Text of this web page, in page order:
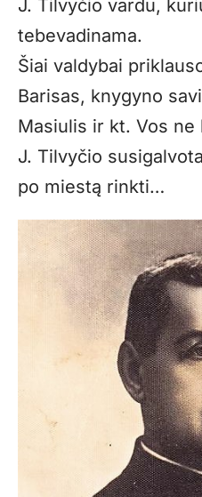
J. Tilvyčio vardu,
tebevadinama.
Šiai valdybai
Barisas, knygyno
Masiulis ir kt. Vos ne
J. Tilvyčio
po miestą rinkti…